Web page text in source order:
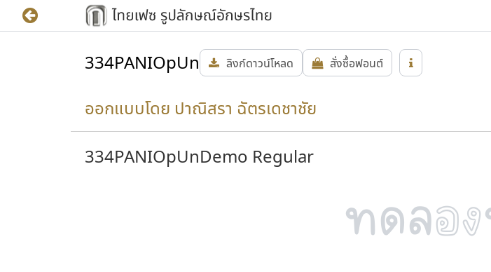
334PANIOpUn ลิงก์ดาวน์โหลด สั่งซื้อฟอนต์
ออกแบบโดย ปาณิสรา ฉัตรเดชาชัย
334PANIOpUnDemo Regular